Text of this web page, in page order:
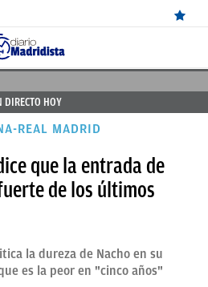
DIRECTO HOY
REAL MADRID
que la entrada de
de los últimos
la dureza de Nacho en su
es la peor en "cinco años"